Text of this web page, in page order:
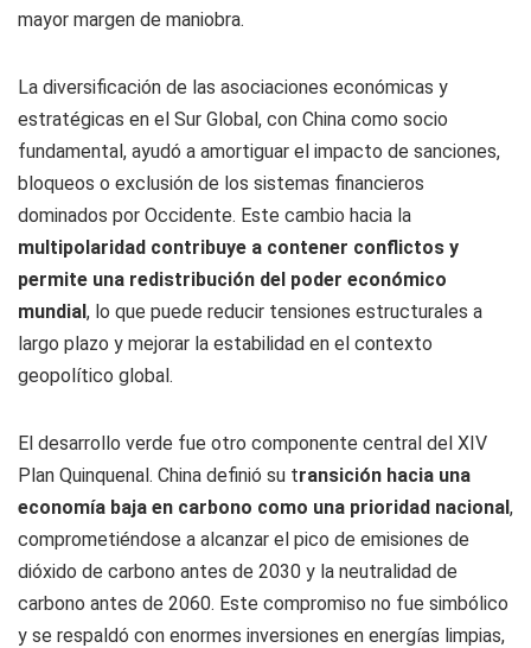
mayor margen de maniobra.
La diversificación de las asociaciones económicas y
estratégicas en el Sur Global, con China como socio
fundamental, ayudó a amortiguar el impacto de sanciones,
bloqueos o exclusión de los sistemas financieros
dominados por Occidente. Este cambio hacia la
multipolaridad contribuye a contener conflictos y
permite una redistribución del poder económico
mundial, lo que puede reducir tensiones estructurales a
largo plazo y mejorar la estabilidad en el contexto
geopolítico global.
El desarrollo verde fue otro componente central del XIV
Plan Quinquenal. China definió su transición hacia una
economía baja en carbono como una prioridad nacional,
comprometiéndose a alcanzar el pico de emisiones de
dióxido de carbono antes de 2030 y la neutralidad de
carbono antes de 2060. Este compromiso no fue simbólico
y se respaldó con enormes inversiones en energías limpias,